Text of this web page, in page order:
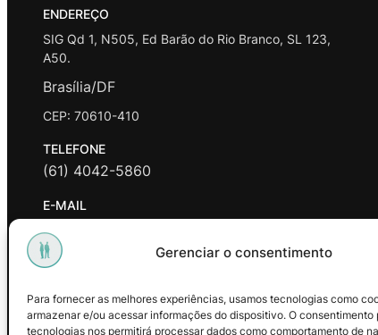
Gerenciar o consentimento
Para fornecer as melhores experiências, usamos tecnologias como
armazenar e/ou acessar informações do dispositivo. O consentimento
tecnologias nos permitirá processar dados como comportamento de
ENDEREÇO
SIG Qd 1, N505, Ed Barão do Rio Branco, SL 123,
A50.
Brasília/DF
CEP: 70610-410
TELEFONE
(61) 4042-5860
E-MAIL
contato@promasters.net.br
HORÁRIO DE ATENDIMENTO
Facebook Instagram Youtube